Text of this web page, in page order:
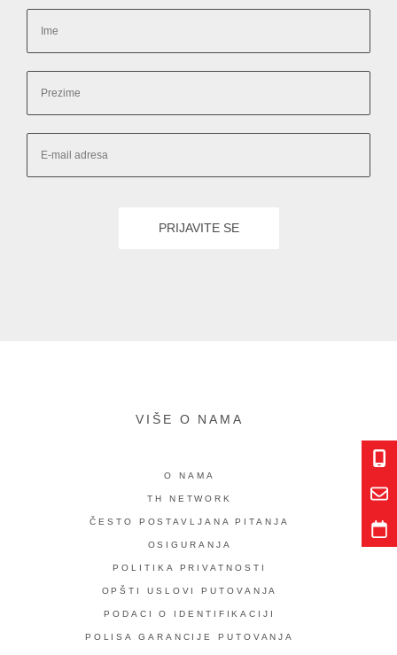
VIŠE O NAMA
O NAMA
TH NETWORK
ČESTO POSTAVLJANA PITANJA
OSIGURANJA
POLITIKA PRIVATNOSTI
OPŠTI USLOVI PUTOVANJA
PODACI O IDENTIFIKACIJI
POLISA GARANCIJE PUTOVANJA